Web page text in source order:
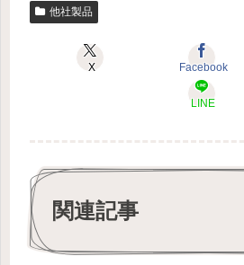
他社製品
X Facebook
LINE
関連記事